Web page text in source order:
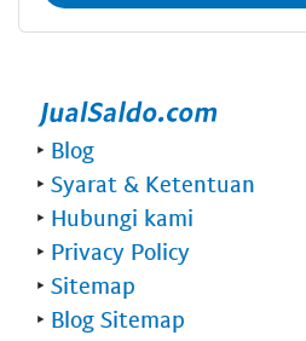
‣ Blog
‣ Syarat & Ketentuan
‣ Hubungi kami
‣ Privacy Policy
‣ Sitemap
‣ Blog Sitemap